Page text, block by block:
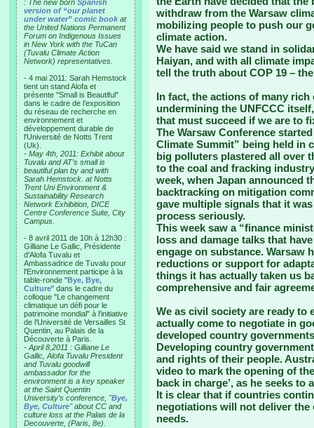
: The new born Spanish
version of “our planet
under water” comic book at
the United Nations Permanent
Forum on Indigenous Issues
in New York with the TuCan
(Tuvalu Climate Action
Network) representatives.
- 4 mai 2011: Sarah Hemstock
tient un stand Alofa et
présente "Small is Beautiful"
dans le cadre de l'exposition
du réseau de recherche en
environnement et
développement durable de
l'Université de Notts Trent
(Uk).
- May 4th, 2011: Exhibit about
Tuvalu and AT’s small is
beautiful plan by and with
Sarah Hemstock. at Notts
Trent Uni Environment &
Sustainability Research
Network Exhibition, DICE
Centre Conference Suite, City
Campus.
- 8 avril 2011 de 10h à 12h30 :
Gilliane Le Gallic, Présidente
d'Alofa Tuvalu et
Ambassadrice de Tuvalu pour
l'Environnement participe à la
table-ronde "Bye, Bye,
Culture" dans le cadre du
colloque "Le changement
climatique un défi pour le
patrimoine mondial" à l'initiative
de l'Université de Versailles St
Quentin, au Palais de la
Découverte à Paris.
- April 8,2011 : Gilliane Le
Gallic, Alofa Tuvalu President
and Tuvalu goodwill
ambassador for the
environment is a key speaker
at the Saint Quentin
University’s conference, "Bye,
Bye, Culture" about CC and
culture loss at the Palais de la
Decouverte, (Paris, 8e).
withdraw from the Warsaw
mobilizing people to push our
climate action.
We have said we stand in
Haiyan, and with all climate
tell the truth about COP 19 –
In fact, the actions of many
undermining the UNFCCC
that must succeed if we are to
The Warsaw Conference
Climate Summit” being held in
big polluters plastered all over
to the coal and fracking
week, when Japan announced
backtracking on mitigation
gave multiple signals that it
process seriously.
This week saw a “finance
loss and damage talks that
engage on substance. Warsaw
reductions or support for
things it has actually taken us
comprehensive and fair
We as civil society are ready to
actually come to negotiate in
developed country
Developing country
and rights of their people.
video to mark the opening of
back in charge’, as he seeks to
It is clear that if countries
negotiations will not deliver
needs.